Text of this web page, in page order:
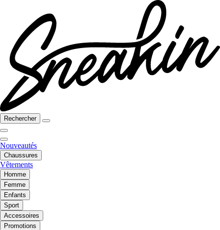
Rechercher
Nouveautés
Chaussures
Vêtements
Homme
Femme
Enfants
Sport
Accessoires
Promotions